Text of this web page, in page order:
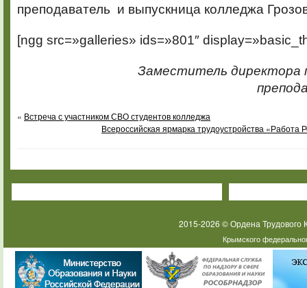
преподаватель и выпускница колледжа
[ngg src=»galleries» ids=»801″
Заместитель директора
« Встреча с участником СВО студентов колледжа
Всероссийская ярмарка трудоустройства «Работа
2015-2026 © Ордена
Крымского